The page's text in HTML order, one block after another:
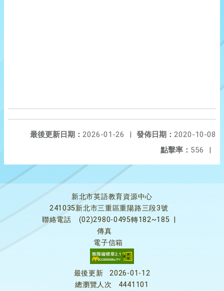
發佈日期： 2020-10-08
最後更新日期： 2026-01-26
|
點擊率： 556 |
新北市英語教育資源中心
241035新北市三重區重陽路三段3號
聯絡電話
(02)2980-0495轉182~185
傳真
電子信箱
最後更新
2026-01-12
總瀏覽人次
4441101